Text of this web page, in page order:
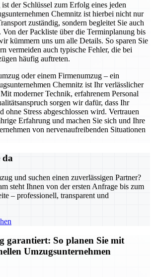
der Schlüssel zum Erfolg eines jeden
Chemnitz ist hierbei nicht nur
zuständig, sondern begleitet Sie auch
Von der Packliste über die Terminplanung bis
kümmern uns um alle Details. So sparen Sie
vermeiden auch typische Fehler, die bei
häufig auftreten.
oder einem Firmenumzug – ein
Chemnitz ist Ihr verlässlicher
moderner Technik, erfahrenem Personal
sorgen wir dafür, dass Ihr
ohne Stress abgeschlossen wird. Vertrauen
Erfahrung und machen Sie sich und Ihre
von nervenaufreibenden Situationen
da
und suchen einen zuverlässigen Partner?
steht Ihnen von der ersten Anfrage bis zum
– professionell, transparent und
garantiert: So planen Sie mit
Umzugsunternehmen